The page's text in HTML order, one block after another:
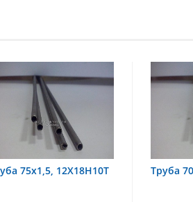
Труба 70х8 08Х22Н6Т